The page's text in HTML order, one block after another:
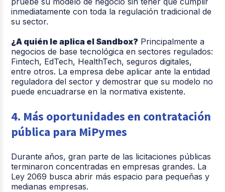
inmediatamente con toda la regulación tradicional de
su sector.
¿A quién le aplica el Sandbox? Principalmente a
negocios de base tecnológica en sectores regulados:
Fintech, EdTech, HealthTech, seguros digitales,
entre otros. La empresa debe aplicar ante la entidad
reguladora del sector y demostrar que su modelo no
puede encuadrarse en la normativa existente.
4. Más oportunidades en contratación
pública para MiPymes
Durante años, gran parte de las licitaciones públicas
terminaron concentradas en empresas grandes. La
Ley 2069 busca abrir más espacio para pequeñas y
medianas empresas.